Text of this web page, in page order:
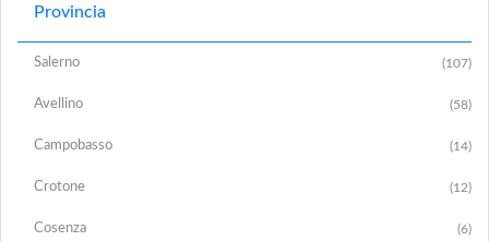
Provincia
Salerno (107)
Avellino (58)
Campobasso (14)
Crotone (12)
Cosenza (6)